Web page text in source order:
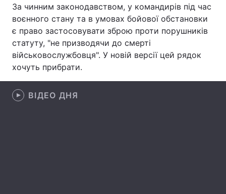
Зброя Інциденти
Цікавинки Погода
Екологія
Лонгріди
За чинним законодавством, у командирів під час
воєнного стану та в умовах бойової обстановки
є право застосовувати зброю проти порушників
статуту, "не призводячи до смерті
військовослужбовця". У новій версії цей рядок
хочуть прибрати.
ВІДЕО ДНЯ